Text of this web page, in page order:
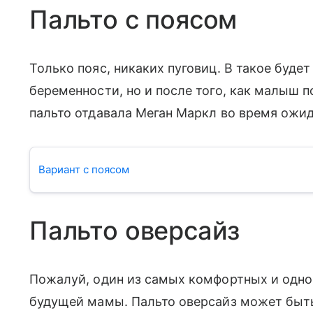
Пальто с поясом
Только пояс, никаких пуговиц. В такое
беременности, но и после того, как малыш
пальто отдавала Меган Маркл во время
Вариант с поясом
Пальто оверсайз
Пожалуй, один из самых комфортных и
будущей мамы. Пальто оверсайз может